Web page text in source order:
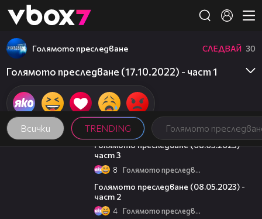
👾
Всички TRENDING Голямото
Голямото преследване СЛЕДВАЙ 30
Голямото преследване (17.10.2022) - част 1
09:13
Голямото преследване (08.05.2023) -
част 3
8 Голямото преследване
Голямото преследване (08.05.2023) -
част 2
4 Голямото преследване